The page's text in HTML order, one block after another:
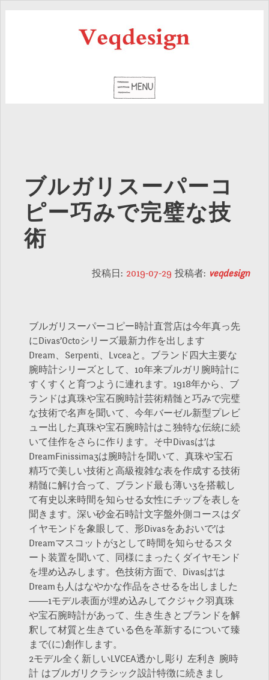
ブルガリスーパーコ
ピー巧みで完璧な技
術
投稿日: 2019-07-29 投稿者: veqdesign
ブルガリスーパーコピー時計直営店は今年真っ先
にDivas’Octoシリーズ最新力作を出します
Dream、Serpenti、Lvceaと。ブランド四大主要な
腕時計シリーズとして、10年来ブルガリ腕時計に
すくすくと育つように連れます。1918年から、ブ
ランドは真珠や宝石腕時計芸術精髄と巧みで完璧
な技術で名声を聞いて、今年バーゼル新型プレビ
ュー出した真珠や宝石腕時計はこ独特な伝統に続
いて佳作をさらに作ります。そ中Divasは’は
DreamFinissima3は腕時計を聞いて、真珠や宝石
精巧で美しい技術と高級複雑な表を作成する技術
精髄に解け合って、ブランド最も薄い3を搭載し
て有史以来時間を知らせる女性にチップを表しを
聞きます。深い砂金石時計文字盤外側コースはダ
イヤモンドを象眼して、形Divasをあおいで’は
Dreamマスコットが3として時間を知らせるスタ
ート装置を聞いて、同様にまったくダイヤモンド
を埋め込みします。色技術方面で、Divasは’は
Dreamも人はなやかな作品をさせるを出しました
――1モデル表面が埋め込みしてクジャク羽真珠
や宝石腕時計があって、生き生きとブランドを解
釈して材質と生きている色を革新するについて臻
まで(に)創作します。
2モデル全く新しいLVCEA透かし彫り 左利き 腕時
計 はブルガリクラシック設計特徴に続きまし